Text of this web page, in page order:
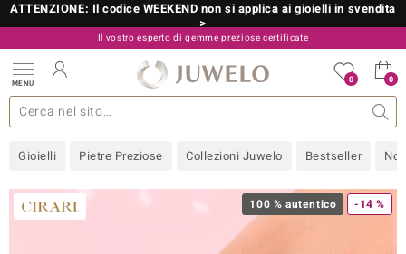
ATTENZIONE: Il codice WEEKEND non si applica ai gioielli in svendita
>
Il vostro esperto di gemme preziose certificate
800 986 787
MENU 0 0
Gioielli Pietre Preziose Collezioni Juwelo Bestseller
gioielli Design Metallo prezioso Misure anelli
più importanti Pietre preziose per colore Pietre preziose
with Love
Informazioni generali Approfondimenti Consigli
Acquistare in diretta Juwelo
100 % autentico -14 %